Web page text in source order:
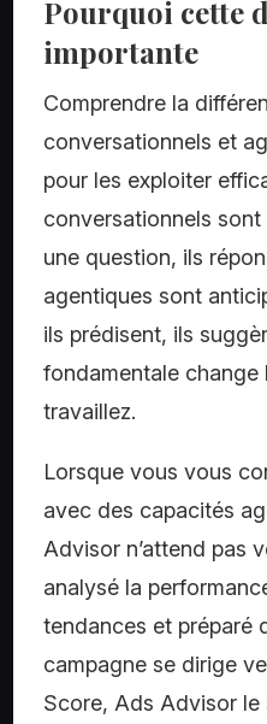
Pourquoi cette
importante
Comprendre la
conversationnels et
pour les exploiter
conversationnels
une question, ils
agentiques sont
ils prédisent, ils
fondamentale
travaillez.
Lorsque vous vous
avec des capacités
Advisor n’attend pas
analysé la
tendances et préparé
campagne se dirige
Score, Ads Advisor le